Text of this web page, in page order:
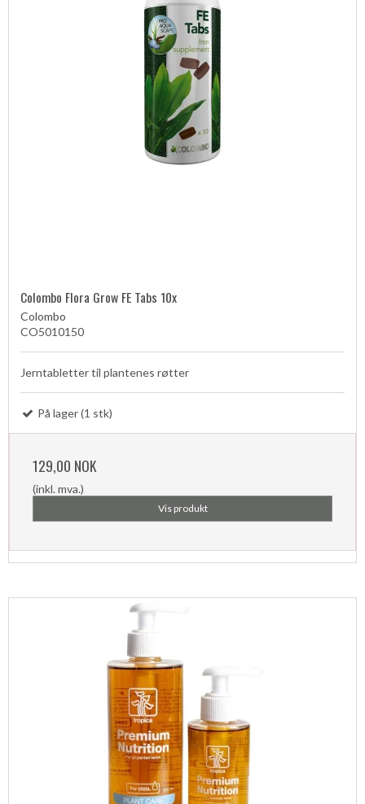
Colombo Flora Grow FE Tabs 10x
Colombo
CO5010150
Jerntabletter til plantenes røtter
På lager (1 stk)
129,00 NOK
(inkl. mva.)
Vis produkt